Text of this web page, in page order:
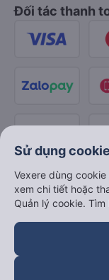
Đối tác thanh
Sử dụng cookie
Vexere dùng
xem chi tiết hoặc
Quản lý cookie.